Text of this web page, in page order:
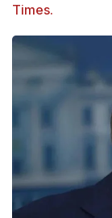
Times.